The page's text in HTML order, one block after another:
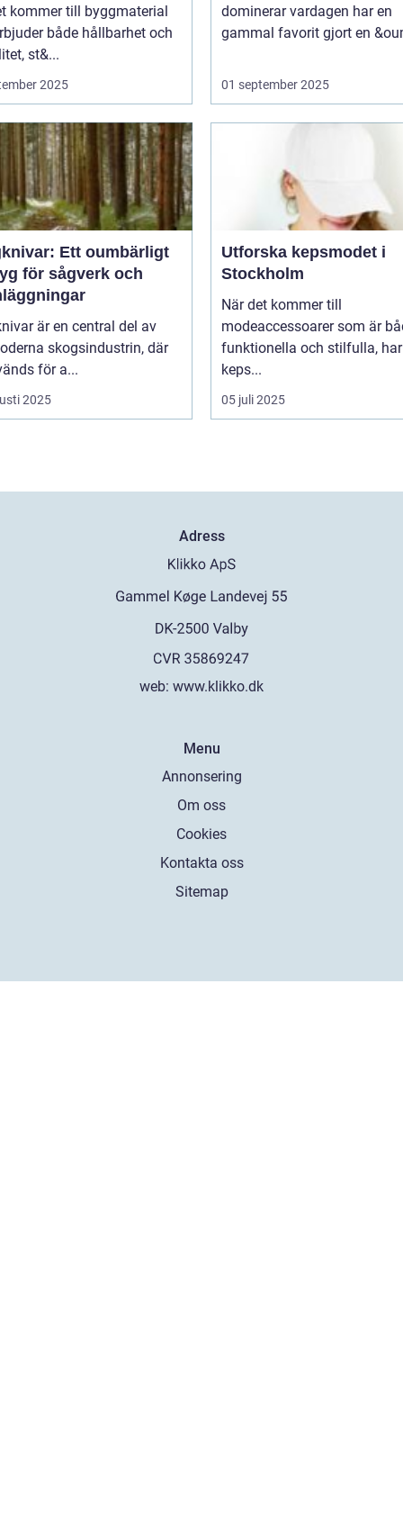
kommer till byggmaterial
både hållbarhet och
st&...
2025
dominerar vardagen har en
gammal favorit gjort en
01 september 2025
Ett oumbärligt
för sågverk och
är en central del av
skogsindustrin, där
för a...
2025
Utforska kepsmodet i
Stockholm
När det kommer till
modeaccessoarer som är
funktionella och stilfulla, har
keps...
05 juli 2025
Adress
web: www.klikko.dk
Menu
Annonsering
Om oss
Cookies
Kontakta oss
Sitemap